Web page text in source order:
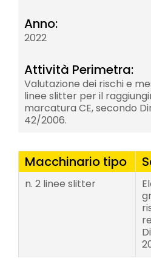
Anno:
2022
Attività Perimetra:
Valutazione dei rischi e
linee slitter per il
marcatura CE, secondo
42/2006.
Macchinario tipo
n. 2 linee slitter